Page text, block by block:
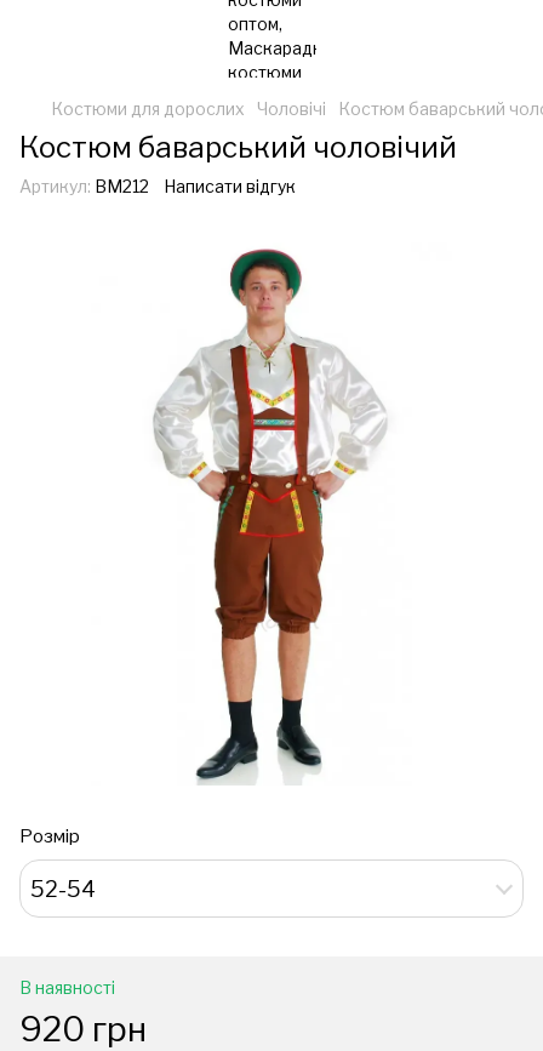
Костюми для дорослих Чоловічі Костюм баварський
Костюм баварський чоловічий
Артикул: ВМ212 Написати відгук
Розмір
52-54
В наявності
920 грн